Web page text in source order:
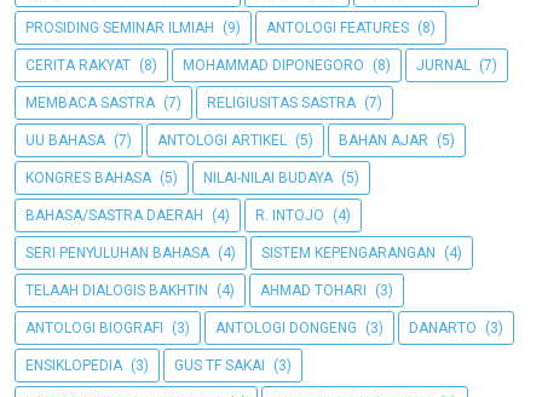
PROSIDING SEMINAR ILMIAH (9) ANTOLOGI FEATURES (8)
CERITA RAKYAT (8) MOHAMMAD DIPONEGORO (8) JURNAL (7)
MEMBACA SASTRA (7) RELIGIUSITAS SASTRA (7)
UU BAHASA (7) ANTOLOGI ARTIKEL (5) BAHAN AJAR (5)
KONGRES BAHASA (5) NILAI-NILAI BUDAYA (5)
BAHASA/SASTRA DAERAH (4) R. INTOJO (4)
SERI PENYULUHAN BAHASA (4) SISTEM KEPENGARANGAN (4)
TELAAH DIALOGIS BAKHTIN (4) AHMAD TOHARI (3)
ANTOLOGI BIOGRAFI (3) ANTOLOGI DONGENG (3) DANARTO (3)
ENSIKLOPEDIA (3) GUS TF SAKAI (3)